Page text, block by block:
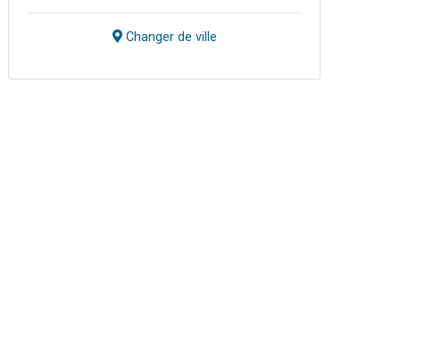
Changer de ville